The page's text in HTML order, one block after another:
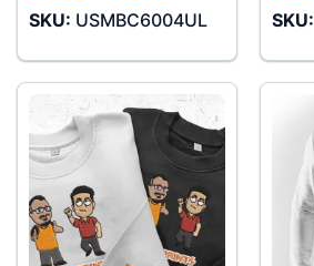
từ
đến
SKU: USMBC6004UL SKU: